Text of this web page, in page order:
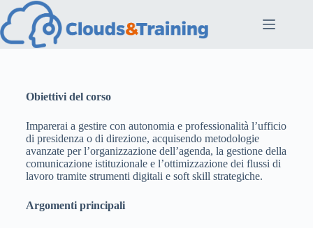
Obiettivi del corso
Imparerai a gestire con autonomia e professionalità l’ufficio
di presidenza o di direzione, acquisendo metodologie
avanzate per l’organizzazione dell’agenda, la gestione della
comunicazione istituzionale e l’ottimizzazione dei flussi di
lavoro tramite strumenti digitali e soft skill strategiche.
Argomenti principali